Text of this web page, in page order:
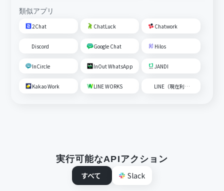
類似アプリ
2Chat ChatLuck Chatwork
Discord Google Chat Hilos
InCircle InOut WhatsApp JANDI
Kakao Work LINE WORKS LINE（現在利用不可）
実行可能なAPIアクション
すべて
Slack